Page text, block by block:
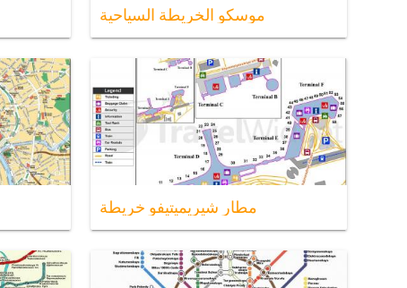
موسكو الخريطة السياحية
مطار شيريميتيفو خريطة